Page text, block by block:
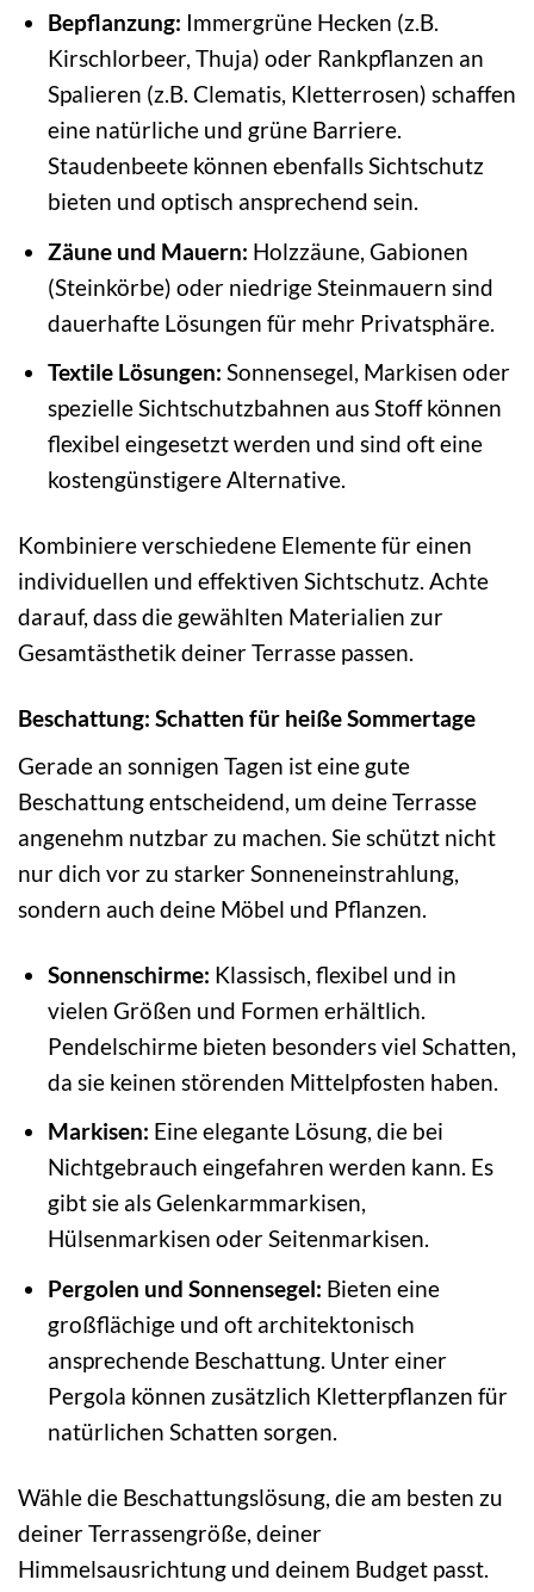
Bepflanzung: Immergrüne Hecken (z.B.
Kirschlorbeer, Thuja) oder Rankpflanzen an
Spalieren (z.B. Clematis, Kletterrosen) schaffen
eine natürliche und grüne Barriere.
Staudenbeete können ebenfalls Sichtschutz
bieten und optisch ansprechend sein.
Zäune und Mauern: Holzzäune, Gabionen
(Steinkörbe) oder niedrige Steinmauern sind
dauerhafte Lösungen für mehr Privatsphäre.
Textile Lösungen: Sonnensegel, Markisen oder
spezielle Sichtschutzbahnen aus Stoff können
flexibel eingesetzt werden und sind oft eine
kostengünstigere Alternative.
Kombiniere verschiedene Elemente für einen
individuellen und effektiven Sichtschutz. Achte
darauf, dass die gewählten Materialien zur
Gesamtästhetik deiner Terrasse passen.
Beschattung: Schatten für heiße Sommertage
Gerade an sonnigen Tagen ist eine gute
Beschattung entscheidend, um deine Terrasse
angenehm nutzbar zu machen. Sie schützt nicht
nur dich vor zu starker Sonneneinstrahlung,
sondern auch deine Möbel und Pflanzen.
Sonnenschirme: Klassisch, flexibel und in
vielen Größen und Formen erhältlich.
Pendelschirme bieten besonders viel Schatten,
da sie keinen störenden Mittelpfosten haben.
Markisen: Eine elegante Lösung, die bei
Nichtgebrauch eingefahren werden kann. Es
gibt sie als Gelenkarmmarkisen,
Hülsenmarkisen oder Seitenmarkisen.
Pergolen und Sonnensegel: Bieten eine
großflächige und oft architektonisch
ansprechende Beschattung. Unter einer
Pergola können zusätzlich Kletterpflanzen für
natürlichen Schatten sorgen.
Wähle die Beschattungslösung, die am besten zu
deiner Terrassengröße, deiner
Himmelsausrichtung und deinem Budget passt.